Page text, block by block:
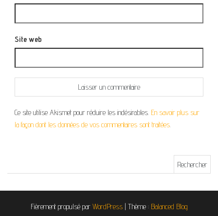
Site web
Ce site utilise Akismet pour réduire les indésirables. En savoir plus sur
la façon dont les données de vos commentaires sont traitées.
Fièrement propulsé par WordPress | Thème : Balanced Blog